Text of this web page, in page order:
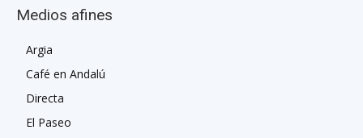
Medios afines
Argia
Café en Andalú
Directa
El Paseo